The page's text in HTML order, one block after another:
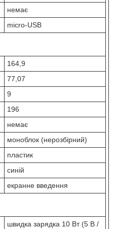
немає
micro-USB
164,9
77,07
9
196
немає
моноблок (нерозбірний)
пластик
синій
екранне введення
швидка зарядка 10 Вт (5 В /